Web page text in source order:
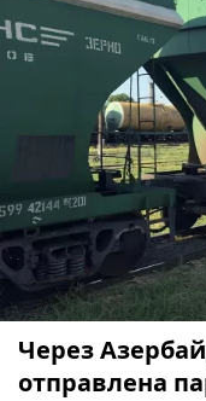
Через
отправлена